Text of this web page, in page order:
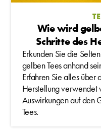
Wie wird
Schritte des
Erkunden Sie die
gelben Tees anhand
Erfahren Sie alles über
Herstellung verwendet
Auswirkungen auf den
Tees.